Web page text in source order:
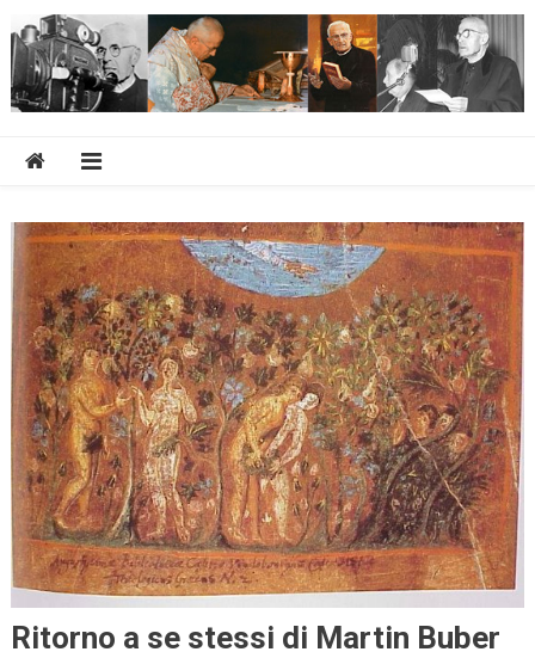
Ritorno a se stessi di Martin Buber